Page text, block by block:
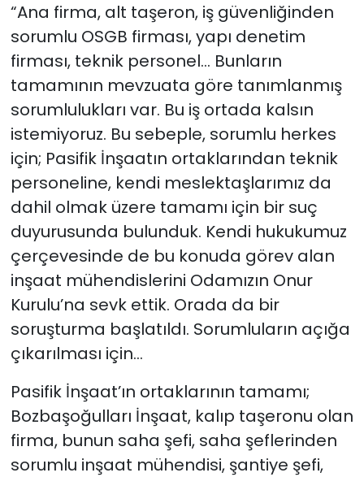
“Ana firma, alt taşeron, iş güvenliğinden
sorumlu OSGB firması, yapı denetim
firması, teknik personel… Bunların
tamamının mevzuata göre tanımlanmış
sorumlulukları var. Bu iş ortada kalsın
istemiyoruz. Bu sebeple, sorumlu herkes
için; Pasifik İnşaatın ortaklarından teknik
personeline, kendi meslektaşlarımız da
dahil olmak üzere tamamı için bir suç
duyurusunda bulunduk. Kendi hukukumuz
çerçevesinde de bu konuda görev alan
inşaat mühendislerini Odamızın Onur
Kurulu’na sevk ettik. Orada da bir
soruşturma başlatıldı. Sorumluların açığa
çıkarılması için…
Pasifik İnşaat’ın ortaklarının tamamı;
Bozbaşoğulları İnşaat, kalıp taşeronu olan
firma, bunun saha şefi, saha şeflerinden
sorumlu inşaat mühendisi, şantiye şefi,